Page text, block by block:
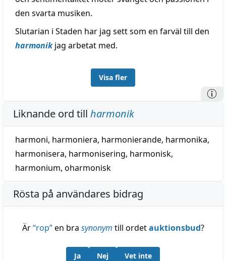
den svarta musiken.
Slutarian i Staden har jag sett som en farväl till den
harmonikjag arbetat med.
Visa fler
Liknande ord till harmonik
harmoni, harmoniera, harmonierande, harmonika,
harmonisera, harmonisering, harmonisk,
harmonium, oharmonisk
Rösta på användares bidrag
Är“rop”en bra synonym till ordetauktionsbud?
Ja Nej Vet inte